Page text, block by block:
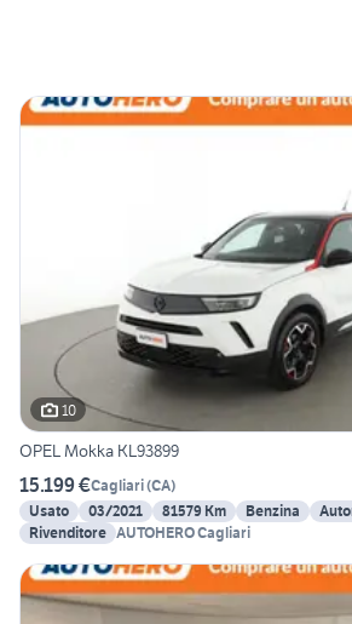
10
OPEL Mokka KL93899
15.199 €Cagliari(CA)
Usato
03/2021 81579 Km Benzina
Rivenditore AUTOHERO Cagliari